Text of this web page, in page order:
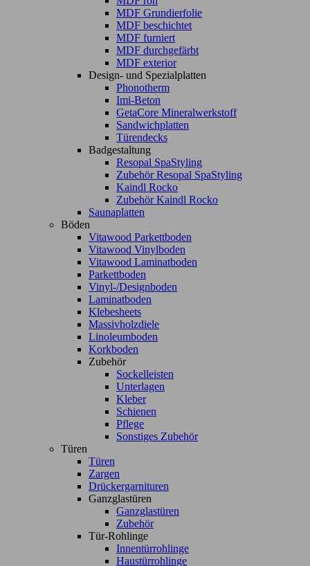
MDF Grundierfolie
MDF beschichtet
MDF furniert
MDF durchgefärbt
MDF exterior
Design- und Spezialplatten
Phonotherm
Imi-Beton
GetaCore Mineralwerkstoff
Sandwichplatten
Türendecks
Badgestaltung
Resopal SpaStyling
Zubehör Resopal SpaStyling
Kaindl Rocko
Zubehör Kaindl Rocko
Saunaplatten
Böden
Vitawood Parkettboden
Vitawood Vinylboden
Vitawood Laminatboden
Parkettboden
Vinyl-/Designboden
Laminatboden
Klebesheets
Massivholzdiele
Linoleumboden
Korkboden
Zubehör
Sockelleisten
Unterlagen
Kleber
Schienen
Pflege
Sonstiges Zubehör
Türen
Türen
Zargen
Drückergarnituren
Ganzglastüren
Ganzglastüren
Zubehör
Tür-Rohlinge
Innentürrohlinge
Haustürrohlinge